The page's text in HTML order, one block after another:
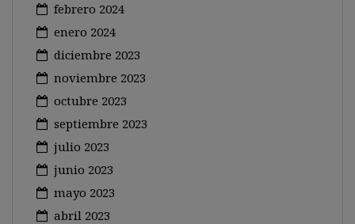
febrero 2024
enero 2024
diciembre 2023
noviembre 2023
octubre 2023
septiembre 2023
julio 2023
junio 2023
mayo 2023
abril 2023